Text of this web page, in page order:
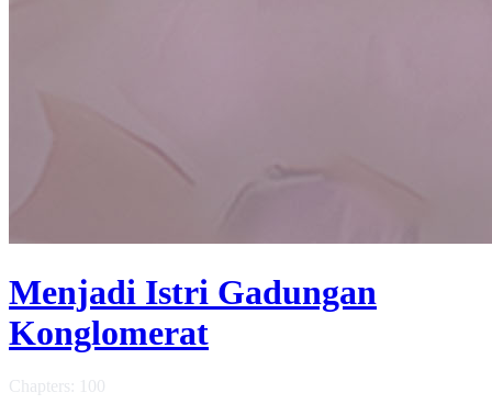
Menjadi Istri Gadungan
Konglomerat
Chapters: 100